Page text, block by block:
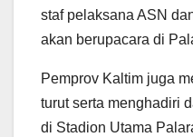
staf pelaksana ASN
akan berupacara di
Pemprov Kaltim juga
turut serta menghadiri
di Stadion Utama